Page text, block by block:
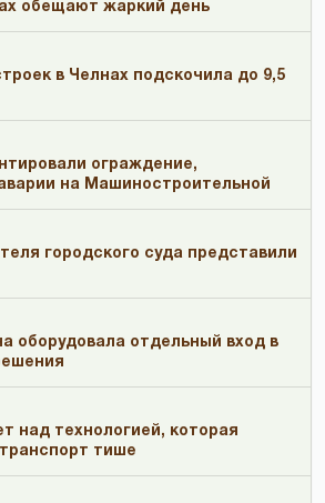
обещают жаркий день
в Челнах подскочила до 9,5
ограждение,
на Машиностроительной
городского суда представили
оборудовала отдельный вход в
над технологией, которая
тише